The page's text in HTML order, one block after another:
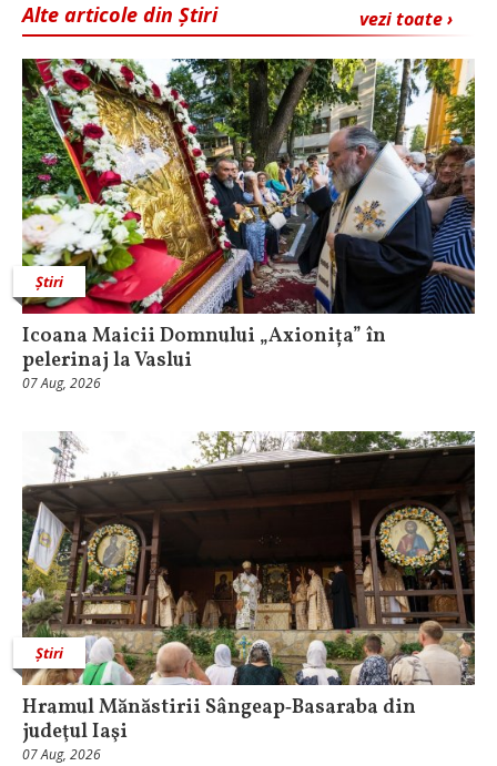
vezi toate ›
Alte articole din Știri
Știri
Icoana Maicii Domnului „Axionița” în
pelerinaj la Vaslui
07 Aug, 2026
Știri
Hramul Mănăstirii Sângeap‑Basaraba din
judeţul Iaşi
07 Aug, 2026